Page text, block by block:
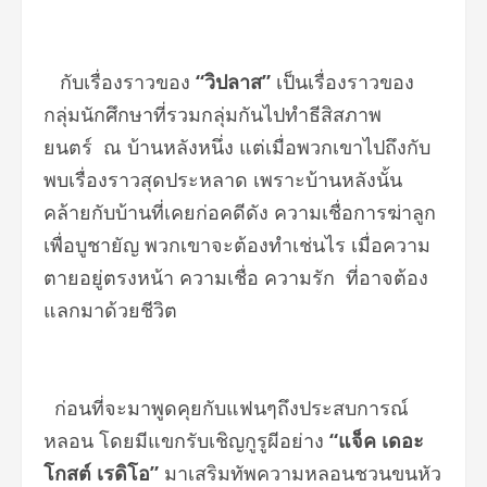
กับเรื่องราวของ “วิปลาส” เป็นเรื่องราวของ
กลุ่มนักศึกษาที่รวมกลุ่มกันไปทำธีสิสภาพ
ยนตร์ ณ บ้านหลังหนึ่ง แต่เมื่อพวกเขาไปถึงกับ
พบเรื่องราวสุดประหลาด เพราะบ้านหลังนั้น
คล้ายกับบ้านที่เคยก่อคดีดัง ความเชื่อการฆ่าลูก
เพื่อบูชายัญ พวกเขาจะต้องทำเช่นไร เมื่อความ
ตายอยู่ตรงหน้า ความเชื่อ ความรัก ที่อาจต้อง
แลกมาด้วยชีวิต
ก่อนที่จะมาพูดคุยกับแฟนๆถึงประสบการณ์
หลอน โดยมีแขกรับเชิญกูรูผีอย่าง “แจ็ค เดอะ
โกสต์ เรดิโอ” มาเสริมทัพความหลอนชวนขนหัว